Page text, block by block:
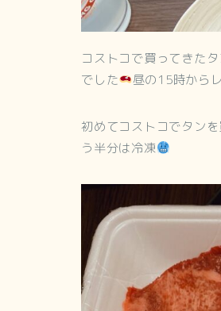
コストコで買ってきた
でした
昼の15時から
初めてコストコでタン
う半分は冷凍